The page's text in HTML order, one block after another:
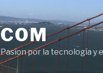
COM
Pasíon por la tecnología y